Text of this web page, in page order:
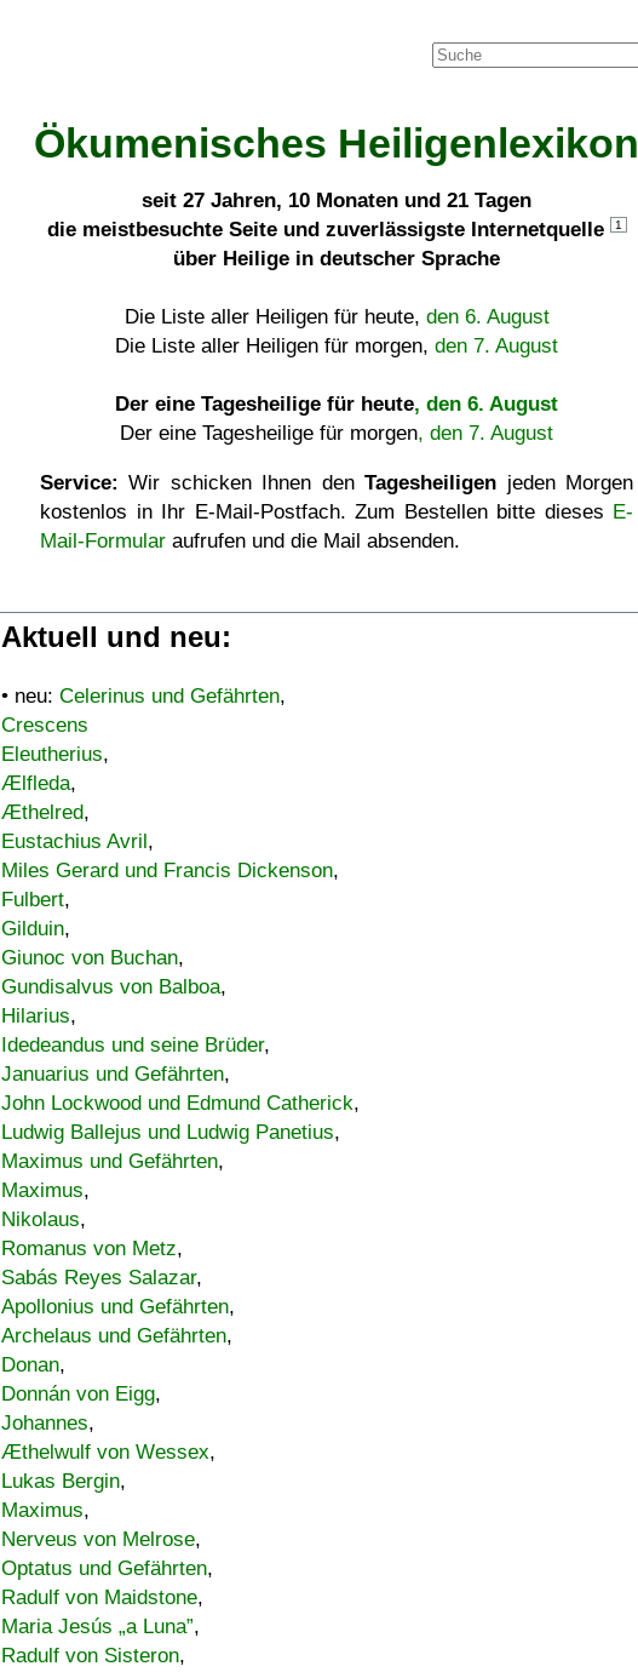
Ökumenisches Heiligenlexikon
seit 27 Jahren, 10 Monaten und 21 Tagen
die meistbesuchte Seite und zuverlässigste Internetquelle
1
über Heilige in deutscher Sprache
Die Liste aller Heiligen für heute, den 6. August
Die Liste aller Heiligen für morgen, den 7. August
Der eine Tagesheilige für heute, den 6. August
Der eine Tagesheilige für morgen, den 7. August
Service: Wir schicken Ihnen denTagesheiligen jeden Morgen
kostenlos in Ihr E-Mail-Postfach. Zum Bestellen bitte dieses E-
Mail-Formular aufrufen und die Mail absenden.
Aktuell und neu:
• neu: Celerinus und Gefährten,
Crescens
Eleutherius,
Ælfleda,
Æthelred,
Eustachius Avril,
Miles Gerard und Francis Dickenson,
Fulbert,
Gilduin,
Giunoc von Buchan,
Gundisalvus von Balboa,
Hilarius,
Idedeandus und seine Brüder,
Januarius und Gefährten,
John Lockwood und Edmund Catherick,
Ludwig Ballejus und Ludwig Panetius,
Maximus und Gefährten,
Maximus,
Nikolaus,
Romanus von Metz,
Sabás Reyes Salazar,
Apollonius und Gefährten,
Archelaus und Gefährten,
Donan,
Donnán von Eigg,
Johannes,
Æthelwulf von Wessex,
Lukas Bergin,
Maximus,
Nerveus von Melrose,
Optatus und Gefährten,
Radulf von Maidstone,
Maria Jesús „a Luna”,
Radulf von Sisteron,